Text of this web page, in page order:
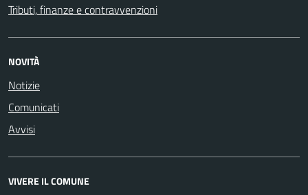
Tributi, finanze e contravvenzioni
NOVITÀ
Notizie
Comunicati
Avvisi
VIVERE IL COMUNE